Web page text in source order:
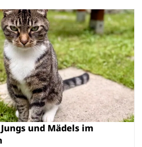
und Mädels im